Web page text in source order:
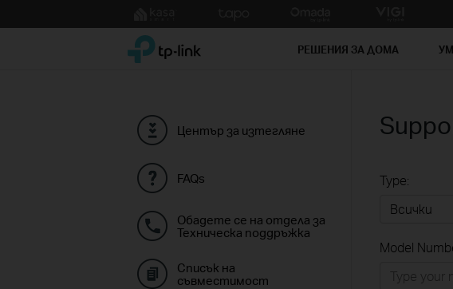
to
TP-Link, Reliably Smart РЕШЕНИЯ ЗА ДОМА
Център за изтегляне
FAQs
Обадете се на отдела за
Техническа поддръжка
Списък на
съвместимост
Type:
Model